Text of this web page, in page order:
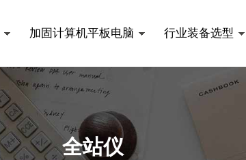
加固计算机平板电脑 行业装备选型
全站仪